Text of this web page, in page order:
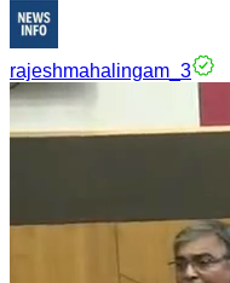
rajeshmahalingam_3